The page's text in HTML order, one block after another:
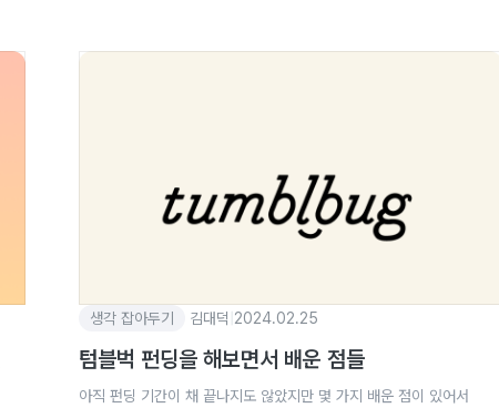
생각 잡아두기 김대덕 2024.02.25
텀블벅 펀딩을 해보면서 배운 점들
아직 펀딩 기간이 채 끝나지도 않았지만 몇 가지 배운 점이 있어서